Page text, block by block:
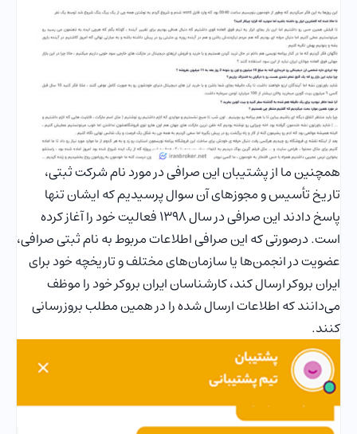
همچنین ما از پشتیبان این صرافی در مورد نام شرکت ثبتی،
تاریخ تأسیس و مجوزهای آن سوال پرسیدیم که ایشان تنها
پاسخ دادند این صرافی در سال 1398 فعالیت خود را آغاز کرده
است. درصورتی که این صرافی اطلاعات مربوط به نام ثبتی صرافی،
عضویت در انجمن‌ها یا سازمان‌های مختلف و تاریخچه خود برای
ایران بروکر ارسال کند، کارشناسان ایران بروکر خود را موظف
می‌دانند که اطلاعات ارسال شده را در همین مطلب بروزرسانی
کنند.